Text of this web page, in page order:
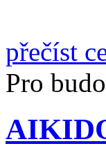
přečíst
Pro